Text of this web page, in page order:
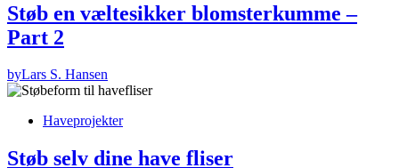
Støb en væltesikker blomsterkumme –
Part 2
byLars S. Hansen
Haveprojekter
Støb selv dine have fliser